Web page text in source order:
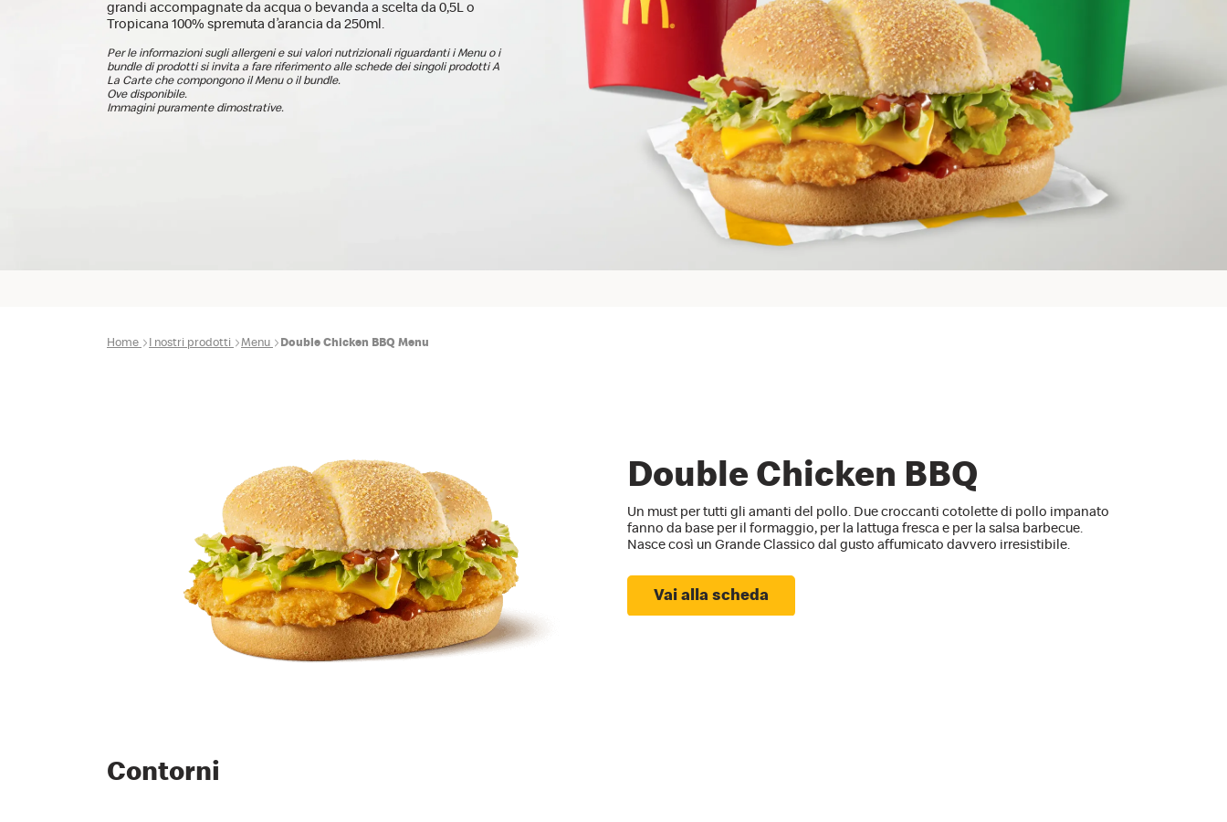
grandi accompagnate da acqua o bevanda a scelta da 0,5L o
Tropicana 100% spremuta d’arancia da 250ml.
Per le informazioni sugli allergeni e sui valori nutrizionali riguardanti i Menu o i
bundle di prodotti si invita a fare riferimento alle schede dei singoli prodotti A
La Carte che compongono il Menu o il bundle.
Ove disponibile.
Immagini puramente dimostrative.
Home I nostri prodotti Menu Double Chicken BBQ Menu
Double Chicken BBQ
Un must per tutti gli amanti del pollo. Due croccanti cotolette di pollo impanato
fanno da base per il formaggio, per la lattuga fresca e per la salsa barbecue.
Nasce così un Grande Classico dal gusto affumicato davvero irresistibile.
Vai alla scheda
Contorni